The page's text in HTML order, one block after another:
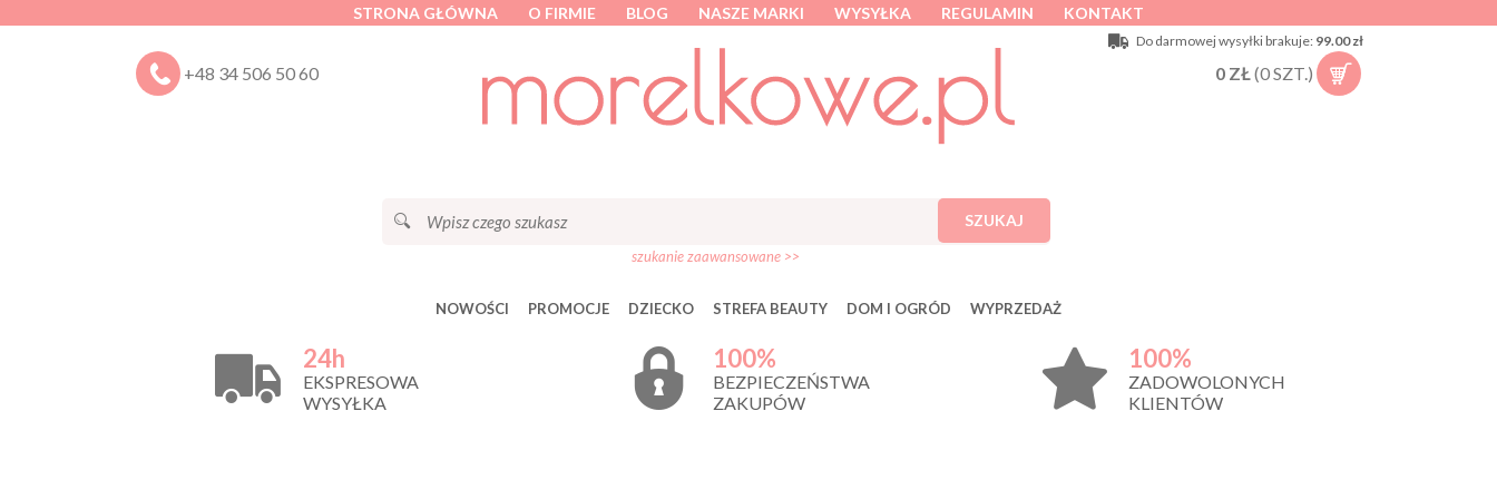
STRONA GŁÓWNA O FIRMIE BLOG NASZE MARKI WYSYŁKA REGULAMIN KONTAKT
+48 34 506 50 60
Do darmowej wysyłki brakuje: 99.00 zł
0 ZŁ(0SZT.)
SZUKAJ
szukanie zaawansowane >>
NOWOŚCI PROMOCJE DZIECKO STREFA BEAUTY DOM I OGRÓD WYPRZEDAŻ
24h
EKSPRESOWA
WYSYŁKA
100%
BEZPIECZEŃSTWA
ZAKUPÓW
100%
ZADOWOLONYCH
KLIENTÓW